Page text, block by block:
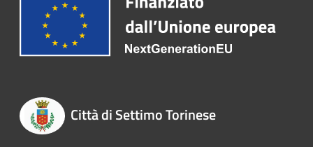
Città di Settimo Torinese